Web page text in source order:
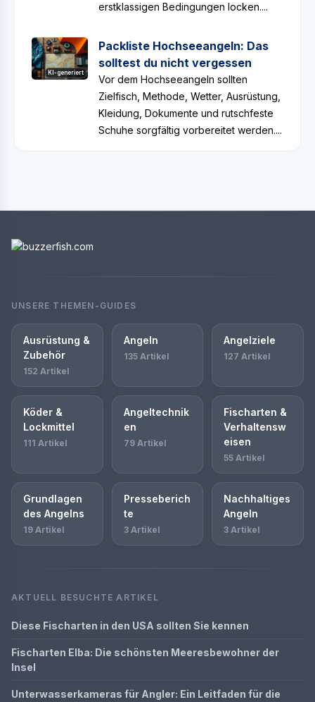
erstklassigen Bedingungen locken....
KI-generiert
Packliste Hochseeangeln: Das
solltest du nicht vergessen
Vor dem Hochseeangeln sollten
Zielfisch, Methode, Wetter, Ausrüstung,
Kleidung, Dokumente und rutschfeste
Schuhe sorgfältig vorbereitet werden....
UNSERE THEMEN-GUIDES
Ausrüstung &
Zubehör
152 Artikel
Angeln
135 Artikel
Angelziele
127 Artikel
Köder &
Lockmittel
111 Artikel
Angeltechnik
en
79 Artikel
Fischarten &
Verhaltensw
eisen
55 Artikel
Grundlagen
des Angelns
19 Artikel
Presseberich
te
3 Artikel
Nachhaltiges
Angeln
3 Artikel
AKTUELL BESUCHTE ARTIKEL
Diese Fischarten in den USA sollten Sie kennen
Fischarten Elba: Die schönsten Meeresbewohner der
Insel
Unterwasserkameras für Angler: Ein Leitfaden für die